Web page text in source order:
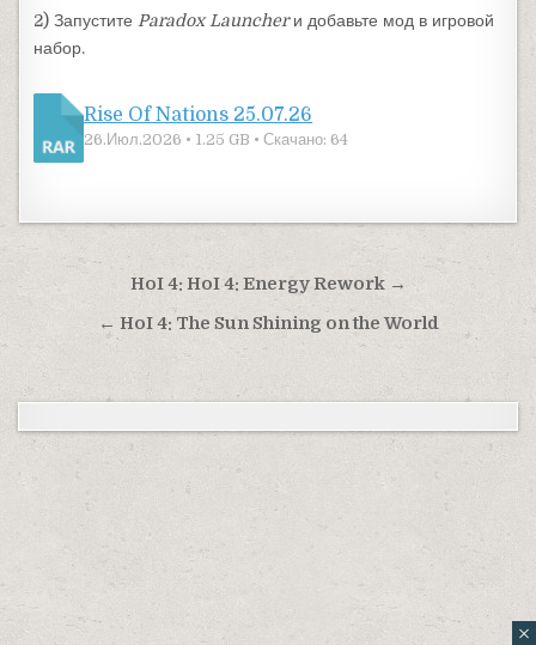
2) Запустите Paradox Launcherи добавьте мод в игровой
набор.
Rise Of Nations 25.07.26
26.Июл.2026 • 1.25 GB • Скачано: 64
Навигация по записям
HoI 4: HoI 4: Energy Rework →
← HoI 4: The Sun Shining on the World